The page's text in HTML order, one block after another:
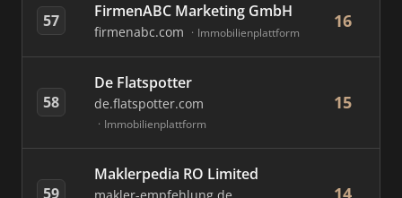
57 FirmenABC Marketing GmbH
firmenabc.com Immobilienplattform
16
58
De Flatspotter
de.flatspotter.com
Immobilienplattform
15
59
Maklerpedia RO Limited
14